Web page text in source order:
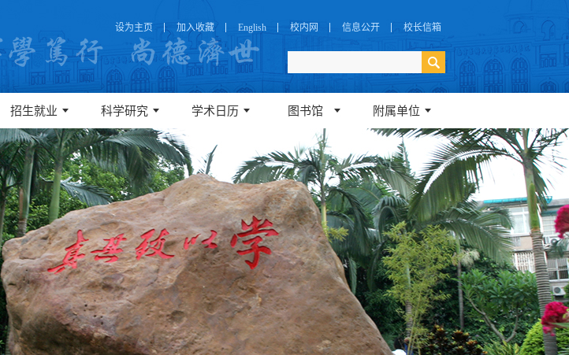
设为主页 加入收藏 English 校内网 信息公开 校长信箱
招生就业 科学研究 学术日历 图书馆 附属单位